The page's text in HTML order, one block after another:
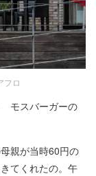
フロ
モスバーガーの
親が当時60円の
てくれたの。午